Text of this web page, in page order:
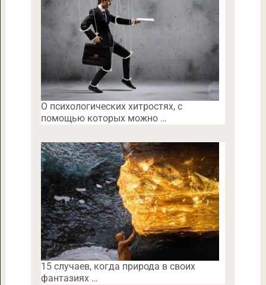
O психологических хитростях, с
помощью которых можно …
15 случаев, когда природа в своих
фантазиях …